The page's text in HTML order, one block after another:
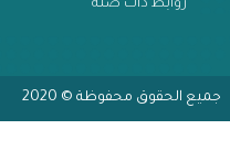
أحداث الصناعة